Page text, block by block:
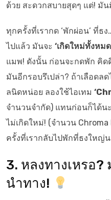
ด้วย สะดวกสบายสุดๆ แต่! มั
ทุกครั้งที่เรากด ‘พักผ่อน’ ที่ธ
ไปแล้ว มันจะ ‘เกิดใหม่ทั้งหมด
แมพ! ดังนั้น ก่อนจะกดพัก คิด
มันอีกรอบรึเปล่า? ถ้าเลือดล
ลนิดหน่อย ลองใช้ไอเทม
จำนวนจำกัด) แทนก่อนก็ได้น
ไม่เกิดใหม่! (จำนวน
ครั้งที่เรากลับไปพักที่ธงใหญ่
3. หลงทางเหรอ?
นำทาง!